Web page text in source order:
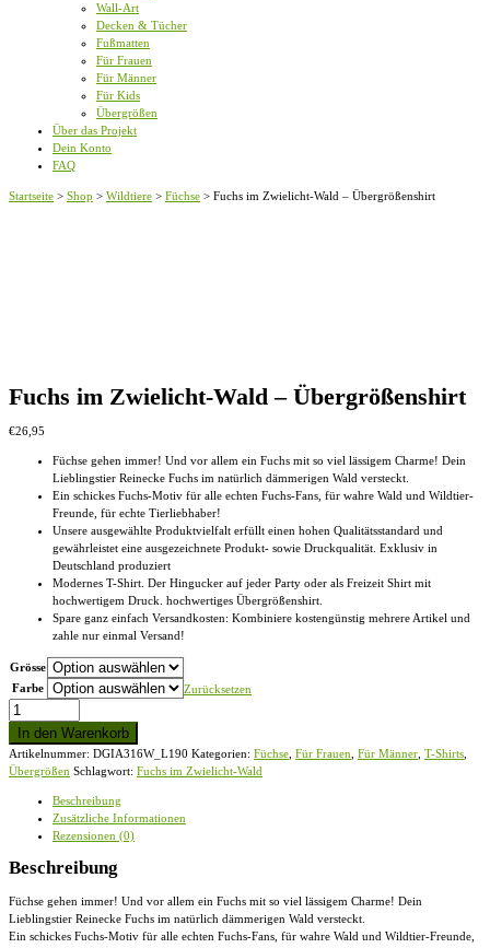
Wall-Art
Decken & Tücher
Fußmatten
Für Frauen
Für Männer
Für Kids
Übergrößen
Über das Projekt
Dein Konto
FAQ
Startseite > Shop > Wildtiere > Füchse > Fuchs im Zwielicht-Wald – Übergrößenshirt
Fuchs im Zwielicht-Wald – Übergrößenshirt
€26,95
Füchse gehen immer! Und vor allem ein Fuchs mit so viel lässigem Charme! Dein
Lieblingstier Reinecke Fuchs im natürlich dämmerigen Wald versteckt.
Ein schickes Fuchs-Motiv für alle echten Fuchs-Fans, für wahre Wald und Wildtier-
Freunde, für echte Tierliebhaber!
Unsere ausgewählte Produktvielfalt erfüllt einen hohen Qualitätsstandard und
gewährleistet eine ausgezeichnete Produkt- sowie Druckqualität. Exklusiv in
Deutschland produziert
Modernes T-Shirt. Der Hingucker auf jeder Party oder als Freizeit Shirt mit
hochwertigem Druck. hochwertiges Übergrößenshirt.
Spare ganz einfach Versandkosten: Kombiniere kostengünstig mehrere Artikel und
zahle nur einmal Versand!
Grösse
Farbe
Zurücksetzen
Fuchs
im
Zwielicht-
Wald
-
Übergrößenshirt
In den Warenkorb
Artikelnummer: DGIA316W_L190 Kategorien: Füchse Für Frauen Für Männer T-Shirts
Übergrößen Schlagwort: Fuchs im Zwielicht-Wald
Beschreibung
Zusätzliche Informationen
Rezensionen (0)
Beschreibung
Füchse gehen immer! Und vor allem ein Fuchs mit so viel lässigem Charme! Dein
Lieblingstier Reinecke Fuchs im natürlich dämmerigen Wald versteckt.
Ein schickes Fuchs-Motiv für alle echten Fuchs-Fans, für wahre Wald und Wildtier-Freunde,